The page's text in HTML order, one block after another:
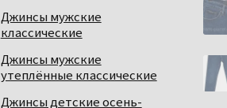
Джинсы мужские
классические
Джинсы мужские
утеплённые классические
Джинсы детские осень-